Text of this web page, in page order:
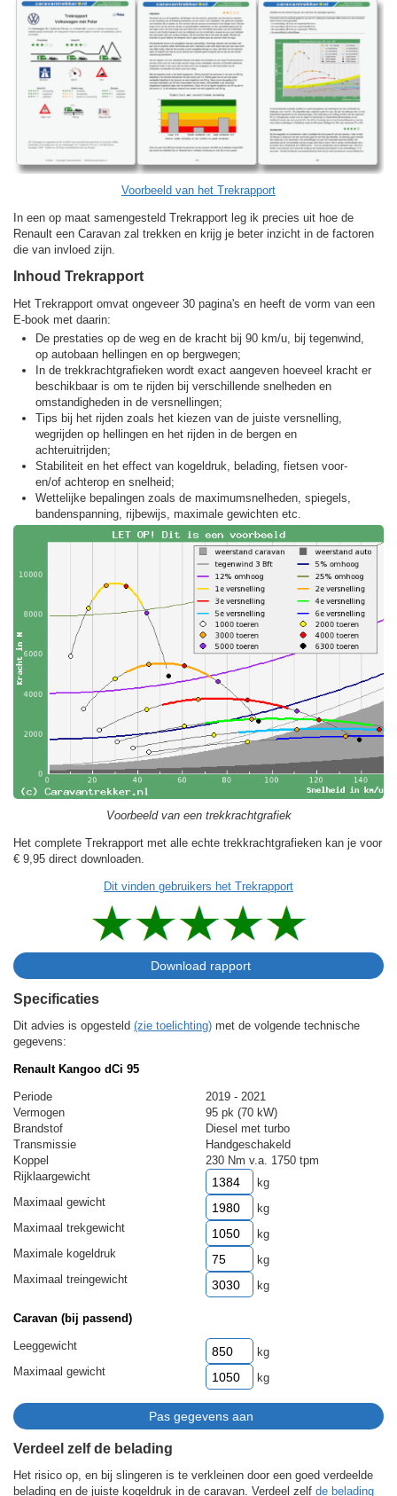
Voorbeeld van het Trekrapport
In een op maat samengesteld Trekrapport leg ik precies uit hoe de
Renault een Caravan zal trekken en krijg je beter inzicht in de factoren
die van invloed zijn.
Inhoud Trekrapport
Het Trekrapport omvat ongeveer 30 pagina's en heeft de vorm van een
E-book met daarin:
De prestaties op de weg en de kracht bij 90 km/u, bij tegenwind,
op autobaan hellingen en op bergwegen;
In de trekkracht­grafieken wordt exact aangeven hoeveel kracht er
beschikbaar is om te rijden bij verschillende snelheden en
omstandigheden in de versnellingen;
Tips bij het rijden zoals het kiezen van de juiste versnelling,
wegrijden op hellingen en het rijden in de bergen en
achteruitrijden;
Stabiliteit en het effect van kogeldruk, belading, fietsen voor-
en/of achterop en snelheid;
Wettelijke bepalingen zoals de maximumsnelheden, spiegels,
bandenspanning, rijbewijs, maximale gewichten etc.
Voorbeeld van een trekkrachtgrafiek
Het complete Trekrapport met alle echte trekkrachtgrafieken kan je voor
€ 9,95 direct downloaden.
Dit vinden gebruikers het Trekrapport
Specificaties
Dit advies is opgesteld (zie toelichting) met de volgende technische
gegevens:
Renault Kangoo dCi 95
Periode
2019 - 2021
Vermogen
95 pk (70 kW)
Brandstof
Diesel met turbo
Transmissie
Handgeschakeld
Koppel
230 Nm v.a. 1750 tpm
Rijklaargewicht
kg
Maximaal gewicht
kg
Maximaal trekgewicht
kg
Maximale kogeldruk
kg
Maximaal treingewicht
kg
Caravan (bij passend)
Leeggewicht
kg
Maximaal gewicht
kg
Verdeel zelf de belading
Het risico op, en bij slingeren is te verkleinen door een goed verdeelde
belading en de juiste kogeldruk in de caravan. Verdeel zelf de belading